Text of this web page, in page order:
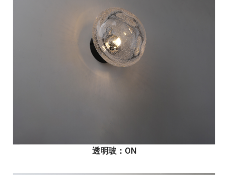
透明玻：ON